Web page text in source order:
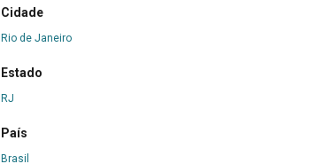
Cidade
Rio de Janeiro
Estado
RJ
País
Brasil